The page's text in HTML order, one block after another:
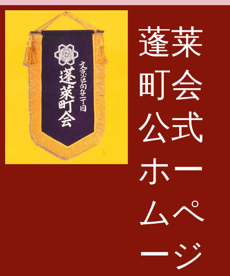
メインコンテンツに移動
蓬莱
町会
公式
ホー
ムペ
ージ